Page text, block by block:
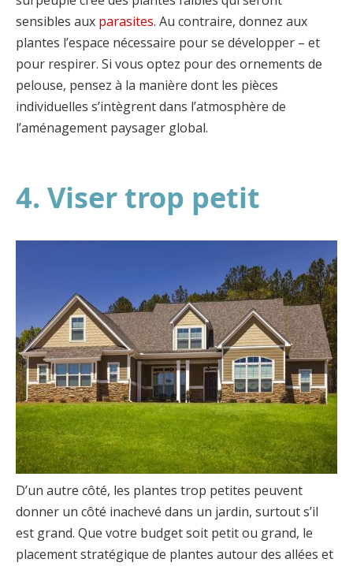
sensibles aux parasites. Au contraire, donnez aux
plantes l’espace nécessaire pour se développer – et
pour respirer. Si vous optez pour des ornements de
pelouse, pensez à la manière dont les pièces
individuelles s’intègrent dans l’atmosphère de
l’aménagement paysager global.
4. Viser trop petit
D’un autre côté, les plantes trop petites peuvent
donner un côté inachevé dans un jardin, surtout s’il
est grand. Que votre budget soit petit ou grand, le
placement stratégique de plantes autour des allées et